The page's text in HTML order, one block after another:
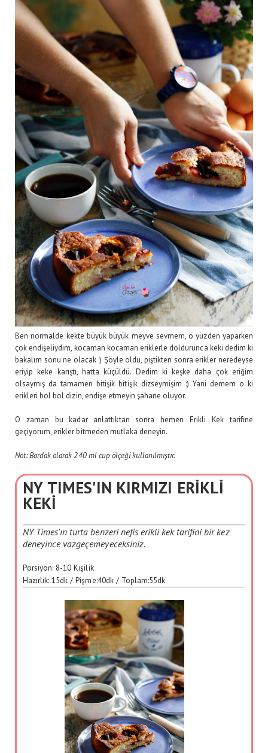
Ben normalde kekte büyük büyük meyve sevmem, o yüzden yaparken
çok endişeliydim, kocaman kocaman eriklerle doldurunca keki dedim ki
bakalım sonu ne olacak :) Şöyle oldu, piştikten sonra erikler neredeyse
eriyip keke karıştı, hatta küçüldü. Dedim ki keşke daha çok eriğim
olsaymış da tamamen bitişik bitişik dizseymişim :) Yani demem o ki
erikleri bol bol dizin, endişe etmeyin şahane oluyor.
O zaman bu kadar anlattıktan sonra hemen Erikli Kek tarifine
geçiyorum, erikler bitmeden mutlaka deneyin.
Not: Bardak olarak 240 ml cup ölçeği kullanılmıştır.
NY TIMES'IN KIRMIZI ERİKLİ
KEKİ
NY Times'ın turta benzeri nefis erikli kek tarifini bir kez
deneyince vazgeçemeyeceksiniz.
Porsiyon: 8-10 Kişilik
Hazırlık:15dk / Pişme:40dk / Toplam:55dk